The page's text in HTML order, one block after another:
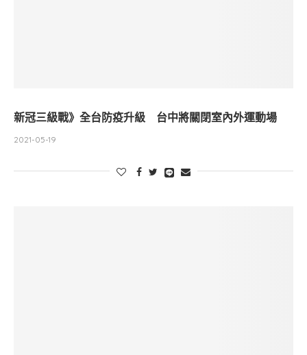
新冠三級戰》全台防疫升級 台中將關閉室內外運動場
2021-05-19